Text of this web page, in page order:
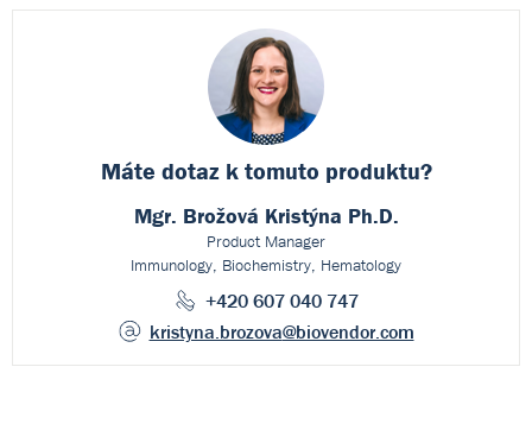
Máte dotaz k tomuto produktu?
Mgr. Brožová Kristýna Ph.D.
Product Manager
Immunology, Biochemistry, Hematology
+420 607 040 747
kristyna.brozova@biovendor.com